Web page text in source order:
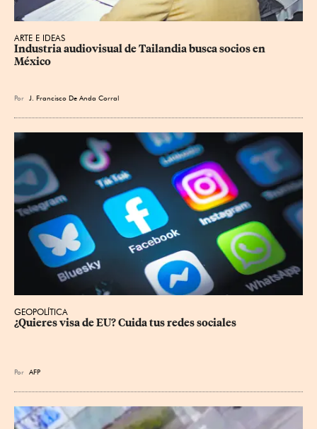
ARTE E IDEAS
Industria audiovisual de Tailandia busca socios en
México
Por J. Francisco De Anda Corral
GEOPOLÍTICA
¿Quieres visa de EU? Cuida tus redes sociales
Por AFP